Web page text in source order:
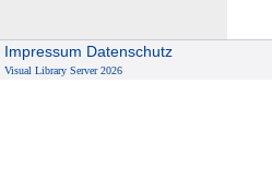
Impressum Datenschutz
Visual Library Server 2026